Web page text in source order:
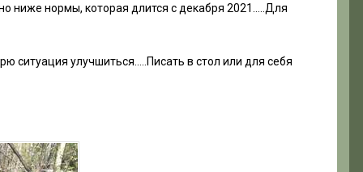
ниже нормы, которая длится с декабря 2021…..Для
ситуация улучшиться…..Писать в стол или для себя